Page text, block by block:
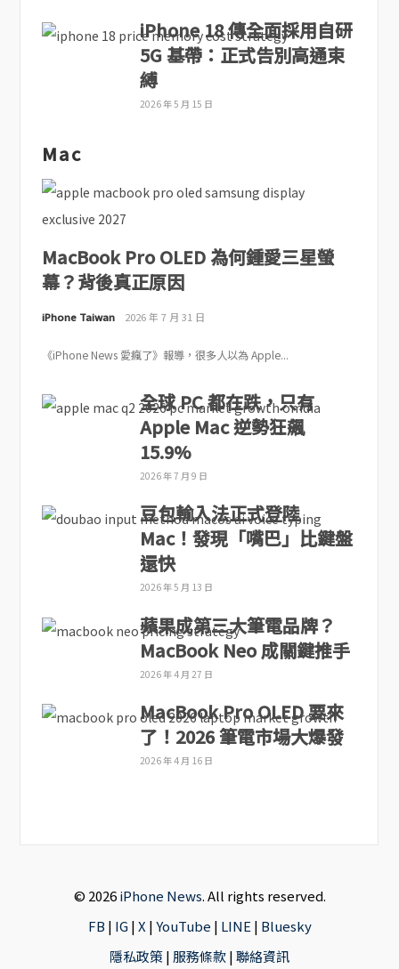
iPhone 18 傳全面採用自研
5G 基帶：正式告別高通束
縛
2026 年 5 月 15 日
Mac
MacBook Pro OLED 為何鍾愛三星螢
幕？背後真正原因
iPhone Taiwan 2026 年 7 月 31 日
《iPhone News 愛瘋了》報導，很多人以為 Apple...
全球 PC 都在跌，只有
Apple Mac 逆勢狂飆
15.9%
2026 年 7 月 9 日
豆包輸入法正式登陸
Mac！發現「嘴巴」比鍵盤
還快
2026 年 5 月 13 日
蘋果成第三大筆電品牌？
MacBook Neo 成關鍵推手
2026 年 4 月 27 日
MacBook Pro OLED 要來
了！2026 筆電市場大爆發
2026 年 4 月 16 日
© 2026iPhone News. All rights reserved.
FB | IG|X |YouTube | LINE | Bluesky
隱私政策| 服務條款|聯絡資訊